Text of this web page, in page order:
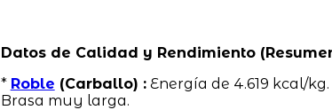
Datos de Calidad y Rendimiento
* Roble (Carballo) :Energía de 4.619 kcal/
Brasa muy larga.